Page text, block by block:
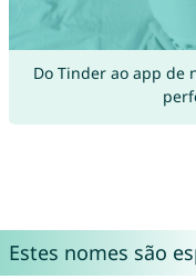
Do Tinder ao app de
Estes nomes são